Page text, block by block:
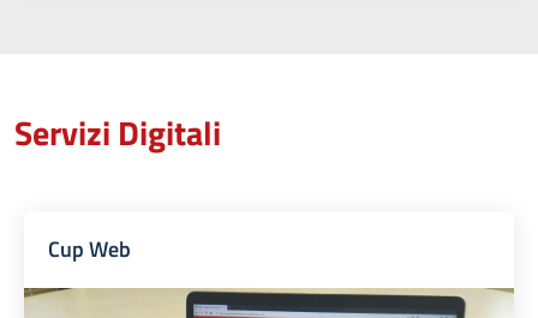
Servizi Digitali
Cup Web